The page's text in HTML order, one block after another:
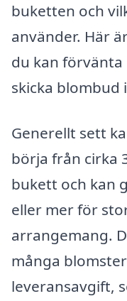
buketten och
använder. Här
du kan
skicka blombud
Generellt sett
börja från cirka
bukett och kan
eller mer för
arrangemang.
många
leveransavgift,